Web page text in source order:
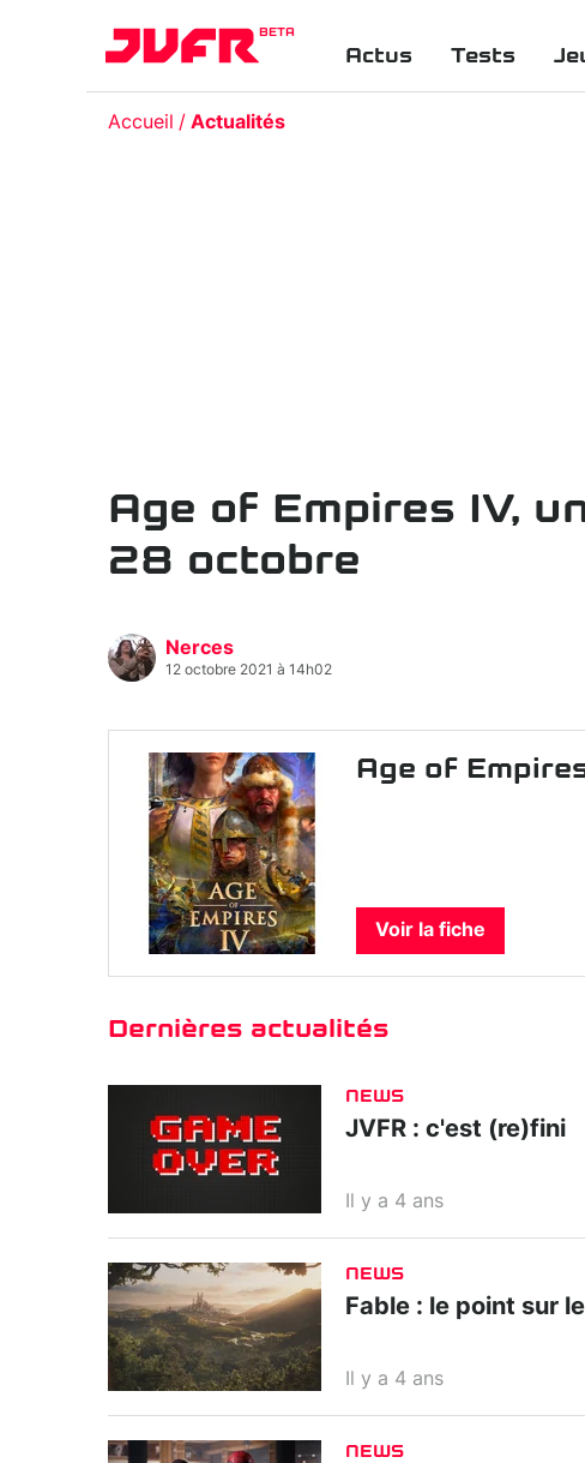
BETA
Actus Tests
Accueil Actualités
Age of Empires IV,
28 octobre
Nerces
12 octobre 2021 à 14h02
Age of
Voir la fiche
Dernières actualités
NEWS
JVFR : c'est (re)fini
Il y a 4 ans
NEWS
Fable : le point sur
Il y a 4 ans
NEWS